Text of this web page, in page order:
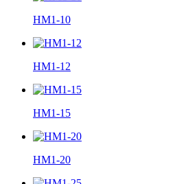
HM1-10
HM1-12
HM1-15
HM1-20